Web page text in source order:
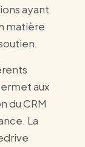
ayant
matière
aux
du CRM
La